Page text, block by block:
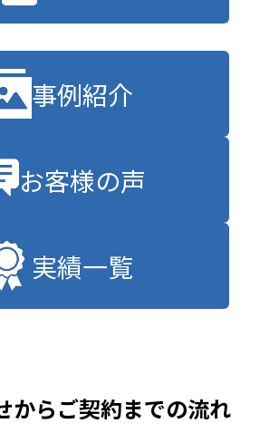
事例紹介
お客様の声
実績一覧
からご契約までの流れ